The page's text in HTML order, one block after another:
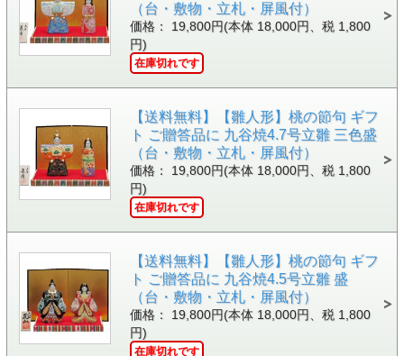
（台・敷物・立札・屏風付）
価格： 19,800円(本体 18,000円、税 1,800
円)
在庫切れです
【送料無料】【雛人形】桃の節句 ギフ
ト ご贈答品に 九谷焼4.7号立雛 三色盛
（台・敷物・立札・屏風付）
価格： 19,800円(本体 18,000円、税 1,800
円)
在庫切れです
【送料無料】【雛人形】桃の節句 ギフ
ト ご贈答品に 九谷焼4.5号立雛 盛
（台・敷物・立札・屏風付）
価格： 19,800円(本体 18,000円、税 1,800
円)
在庫切れです